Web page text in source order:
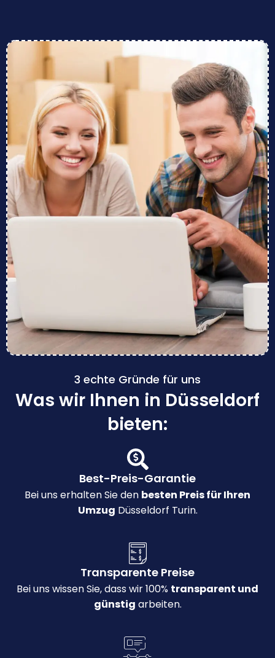
3 echte Gründe für uns
Was wir Ihnen in Düsseldorf
bieten:
Best-Preis-Garantie
Bei uns erhalten Sie den besten Preis für Ihren
Umzug Düsseldorf Turin.
Transparente Preise
Bei uns wissen Sie, dass wir 100% transparent und
günstig arbeiten.